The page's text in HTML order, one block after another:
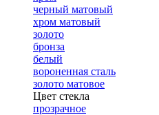
черный матовый
хром матовый
золото
бронза
белый
вороненная сталь
золото матовое
Цвет стекла
прозрачное